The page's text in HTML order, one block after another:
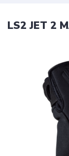
LS2 JET 2